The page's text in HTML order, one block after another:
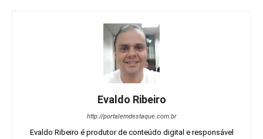
Evaldo Ribeiro
http://portalemdestaque.com.br
Evaldo Ribeiro é produtor de conteúdo digital e responsável